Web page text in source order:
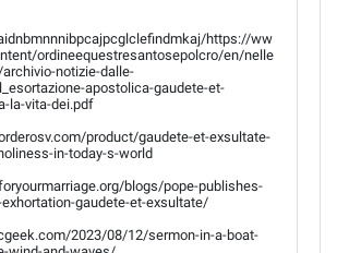
https://ww
ordineequestresantosepolcro/en/nelle
notizie-dalle-
apostolica-gaudete-et-
la-vita-dei.pdf
product/gaudete-et-exsultate-
in-today-s-world
blogs/pope-publishes-
gaudete-et-exsultate/
2023/08/12/sermon-in-a-boat-